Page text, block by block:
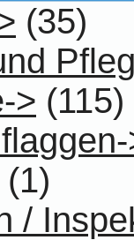
(35)
> (115)
(1)
/